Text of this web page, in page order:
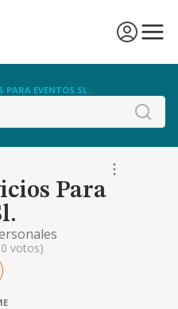
PARA EVENTOS SL.
Para
votos)